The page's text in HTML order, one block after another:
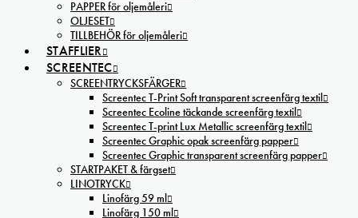
PAPPER för oljemåleri
OLJESET
TILLBEHÖR för oljemåleri
STAFFLIER
SCREENTEC
SCREENTRYCKSFÄRGER
Screentec T-Print Soft transparent screenfärg textil
Screentec Ecoline täckande screenfärg textil
Screentec T-print Lux Metallic screenfärg textil
Screentec Graphic opak screenfärg papper
Screentec Graphic transparent screenfärg papper
STARTPAKET & färgset
LINOTRYCK
Linofärg 59 ml
Linofärg 150 ml